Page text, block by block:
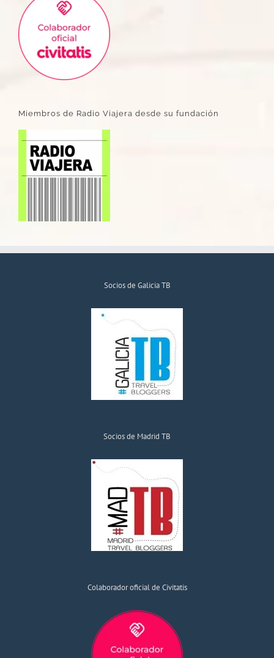
Miembros de Radio Viajera desde su fundación
Socios de Galicia TB
Socios de Madrid TB
Colaborador oficial de Civitatis